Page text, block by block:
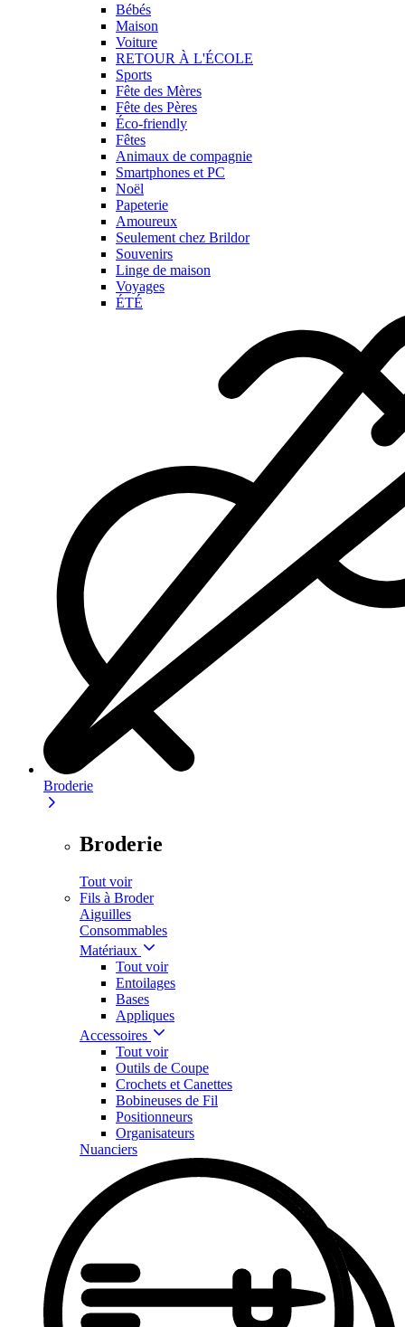
Bébés
Maison
Voiture
RETOUR À L'ÉCOLE
Sports
Fête des Mères
Fête des Pères
Éco-friendly
Fêtes
Animaux de compagnie
Smartphones et PC
Noël
Papeterie
Amoureux
Seulement chez Brildor
Souvenirs
Linge de maison
Voyages
ÉTÉ
Broderie
Broderie
Tout voir
Fils à Broder
Aiguilles
Consommables
Matériaux
Tout voir
Entoilages
Bases
Appliques
Accessoires
Tout voir
Outils de Coupe
Crochets et Canettes
Bobineuses de Fil
Positionneurs
Organisateurs
Nuanciers